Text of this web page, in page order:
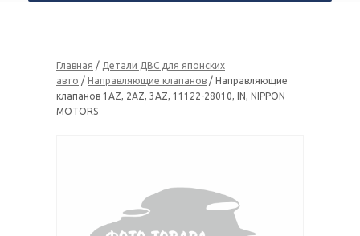
Главная / Детали ДВС для японских
авто / Направляющие клапанов / Направляющие
клапанов 1AZ, 2AZ, 3AZ, 11122-28010, IN, NIPPON
MOTORS